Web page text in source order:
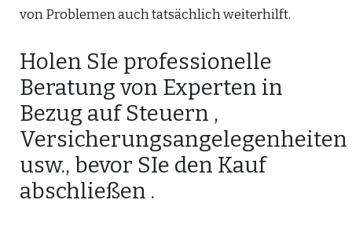
von Problemen auch tatsächlich weiterhilft.
Holen SIe professionelle
Beratung von Experten in
Bezug auf Steuern ,
Versicherungsangelegenheiten
usw., bevor SIe den Kauf
abschließen .